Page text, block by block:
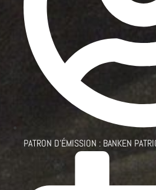
PATRON D'ÉMISSION : BANKEN